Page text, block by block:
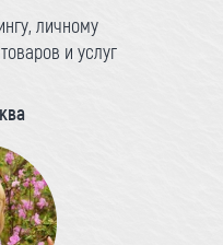
личному
и услуг